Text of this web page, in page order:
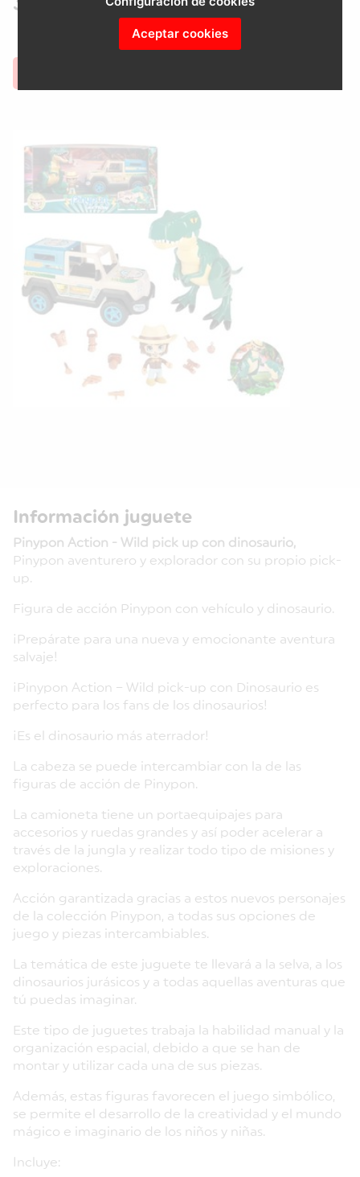
Información juguete
Pinypon Action - Wild pick up con dinosaurio,
Pinypon aventurero y explorador con su propio pick-
up.
Figura de acción Pinypon con vehículo y dinosaurio.
¡Prepárate para una nueva y emocionante aventura
salvaje!
¡Pinypon Action – Wild pick-up con Dinosaurio es
perfecto para los fans de los dinosaurios!
¡Es el dinosaurio más aterrador!
La cabeza se puede intercambiar con la de las
figuras de acción de Pinypon.
La camioneta tiene un portaequipajes para
accesorios y ruedas grandes y así poder acelerar a
través de la jungla y realizar todo tipo de misiones y
exploraciones.
Acción garantizada gracias a estos nuevos personajes
de la colección Pinypon, a todas sus opciones de
juego y piezas intercambiables.
La temática de este juguete te llevará a la selva, a los
dinosaurios jurásicos y a todas aquellas aventuras que
tú puedas imaginar.
Este tipo de juguetes trabaja la habilidad manual y la
organización espacial, debido a que se han de
montar y utilizar cada una de sus piezas.
Además, estas figuras favorecen el juego simbólico,
se permite el desarrollo de la creatividad y el mundo
mágico e imaginario de los niños y niñas.
Incluye:
Aceptar cookies